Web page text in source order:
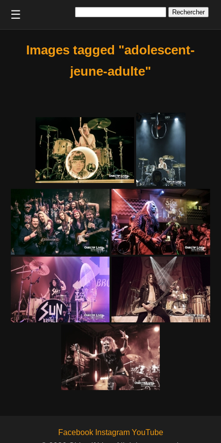
☰
Images tagged "adolescent-
jeune-adulte"
Facebook Instagram YouTube